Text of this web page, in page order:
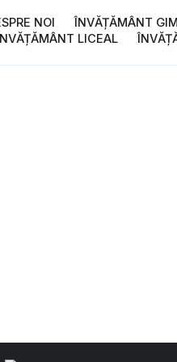
NOI
ÎNVĂȚĂMÂNT
LICEAL